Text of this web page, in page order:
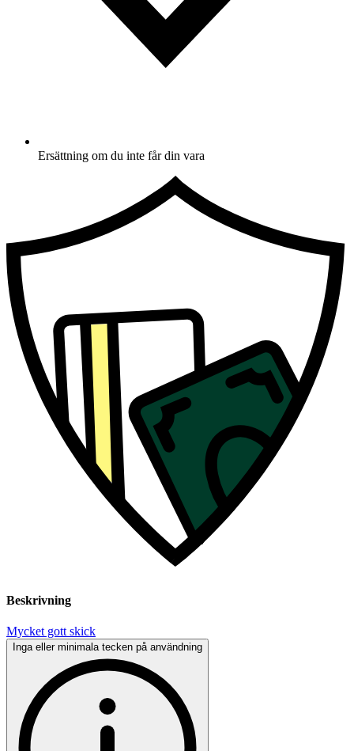
Ersättning om du inte får din vara
Beskrivning
Mycket gott skick
Inga eller minimala tecken på användning